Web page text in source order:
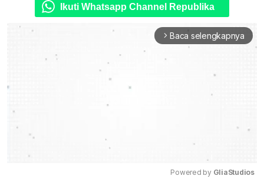
Ikuti Whatsapp Channel Republika
arrow_forward_ios Baca selengkapnya
Powered by GliaStudios